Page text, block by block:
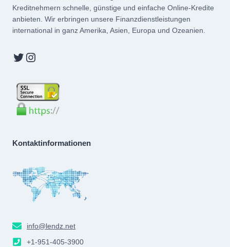
Kreditnehmern schnelle, günstige und einfache Online-Kredite
anbieten. Wir erbringen unsere Finanzdienstleistungen
international in ganz Amerika, Asien, Europa und Ozeanien.
Twitter
Instagram
Kontaktinformationen
info@lendz.net
+1-951-405-3900